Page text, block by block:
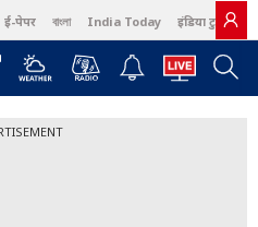
ई-पेपर বাংলা India Today इंडिया टुडे हिंदी